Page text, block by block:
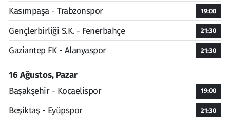
Kasımpaşa - Trabzonspor 19:00
Gençlerbirliği S.K. - Fenerbahçe 21:30
Gaziantep FK - Alanyaspor 21:30
16 Ağustos, Pazar
Başakşehir - Kocaelispor
19:00
Beşiktaş - Eyüpspor 21:30